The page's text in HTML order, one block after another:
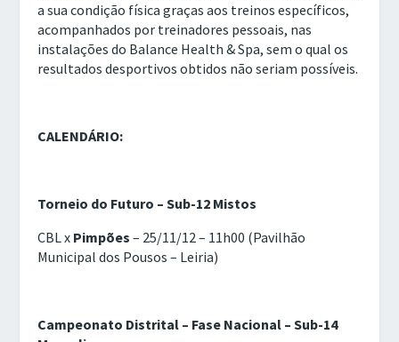
a sua condição física graças aos treinos específicos,
acompanhados por treinadores pessoais, nas
instalações do Balance Health & Spa, sem o qual os
resultados desportivos obtidos não seriam possíveis.
CALENDÁRIO:
Torneio do Futuro – Sub-12 Mistos
CBL x Pimpões – 25/11/12 – 11h00 (Pavilhão
Municipal dos Pousos – Leiria)
Campeonato Distrital – Fase Nacional – Sub-14